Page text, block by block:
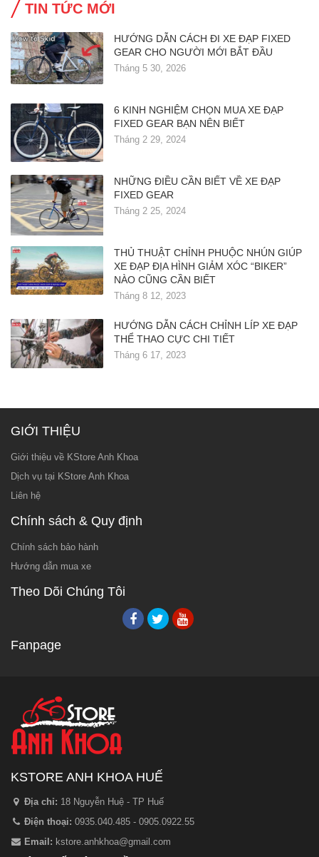
TIN TỨC MỚI
HƯỚNG DẪN CÁCH ĐI XE ĐẠP FIXED
GEAR CHO NGƯỜI MỚI BẮT ĐẦU
Tháng 5 30, 2026
6 KINH NGHIỆM CHỌN MUA XE ĐẠP
FIXED GEAR BẠN NÊN BIẾT
Tháng 2 29, 2024
NHỮNG ĐIỀU CẦN BIẾT VỀ XE ĐẠP
FIXED GEAR
Tháng 2 25, 2024
THỦ THUẬT CHỈNH PHUỘC NHÚN GIÚP
XE ĐẠP ĐỊA HÌNH GIẢM XÓC “BIKER”
NÀO CŨNG CẦN BIẾT
Tháng 8 12, 2023
HƯỚNG DẪN CÁCH CHỈNH LÍP XE ĐẠP
THỂ THAO CỰC CHI TIẾT
Tháng 6 17, 2023
GIỚI THIỆU
Giới thiệu về KStore Anh Khoa
Dịch vụ tại KStore Anh Khoa
Liên hệ
Chính sách & Quy định
Chính sách bảo hành
Hướng dẫn mua xe
Theo Dõi Chúng Tôi
Fanpage
KSTORE ANH KHOA HUẾ
Địa chỉ: 18 Nguyễn Huệ - TP Huế
Điện thoại: 0935.040.485 - 0905.0922.55
Email: kstore.anhkhoa@gmail.com